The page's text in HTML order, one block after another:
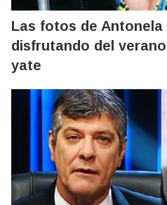
Las fotos de Antonela
disfrutando del
yate